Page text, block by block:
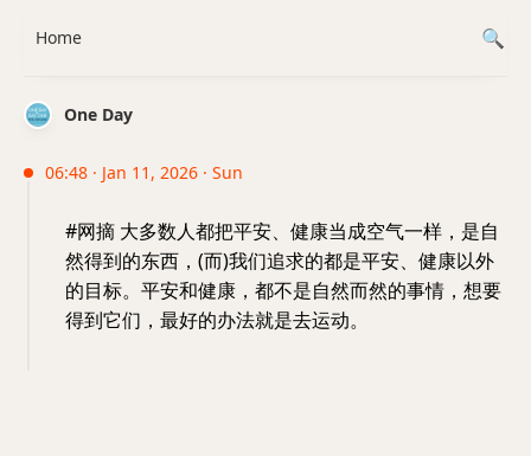
One Day
06:48 · Jan 11, 2026 · Sun
#网摘 大多数人都把平安、健康当成空气一样，是自
然得到的东西，(而)我们追求的都是平安、健康以外
的目标。平安和健康，都不是自然而然的事情，想要
得到它们，最好的办法就是去运动。
Home